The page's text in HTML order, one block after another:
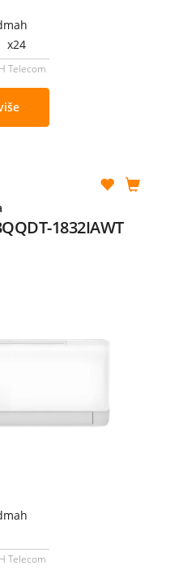
x24
Telecom
1832IAWT
Telecom